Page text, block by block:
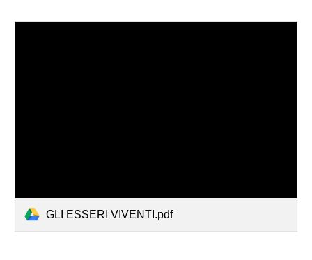
GLI ESSERI VIVENTI.pdf